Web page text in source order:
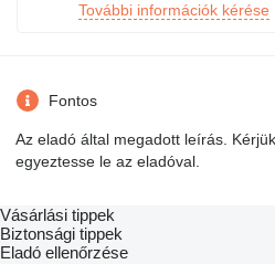
További információk kérése
Fontos
Az eladó által megadott leírás.
egyeztesse le az eladóval.
Vásárlási tippek
Biztonsági tippek
Eladó ellenőrzése